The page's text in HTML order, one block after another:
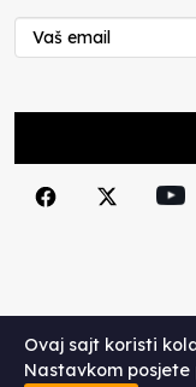
Ovaj sajt koristi
Nastavkom